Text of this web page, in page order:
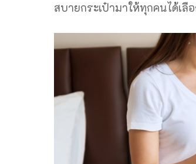
สบายกระเป๋ามาให้ทุกคนได้เ